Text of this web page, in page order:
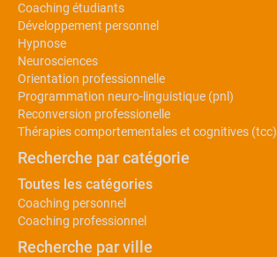
Coaching étudiants
Développement personnel
Hypnose
Neurosciences
Orientation professionnelle
Programmation neuro-linguistique (pnl)
Reconversion professionelle
Thérapies comportementales et cognitives (tcc)
Recherche par catégorie
Toutes les catégories
Coaching personnel
Coaching professionnel
Recherche par ville